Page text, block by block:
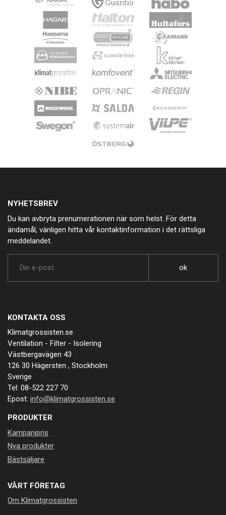
NYHETSBREV
Du kan avbryta prenumerationen när som helst. För detta
ändamål, vänligen hitta vår kontaktinformation i det rättsliga
meddelandet.
KONTAKTA OSS
Klimatgrossisten.se
Ventilation - Filter - Isolering
Västbergavägen 43
126 30 Hägersten , Stockholm
Sverige
Tel: 08-522 227 70
Epost: info@klimatgrossisten.se
PRODUKTER
Kampanjpris
Nya produkter
Bästsäljare
VÅRT FÖRETAG
Om Klimatgrossisten